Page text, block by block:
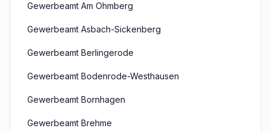
Gewerbeamt Am Ohmberg
Gewerbeamt Asbach-Sickenberg
Gewerbeamt Berlingerode
Gewerbeamt Bodenrode-Westhausen
Gewerbeamt Bornhagen
Gewerbeamt Brehme